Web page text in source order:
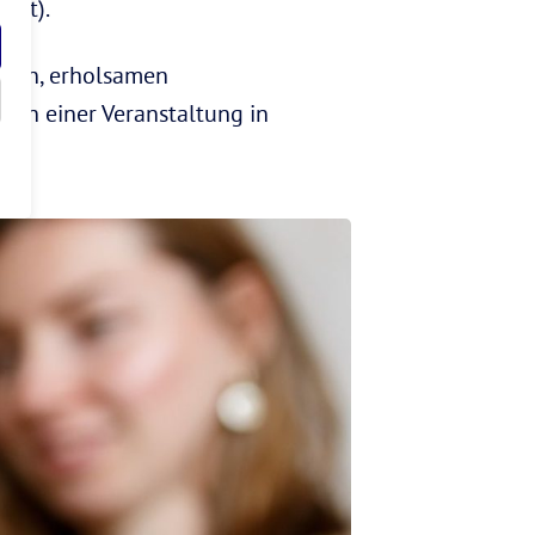
erholsamen
einer Veranstaltung in